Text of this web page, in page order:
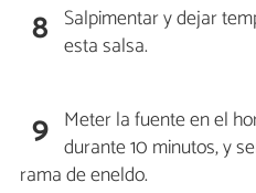
8 Salpimentar y dejar
esta salsa.
9 Meter la fuente en el
durante 10 minutos, y
rama de eneldo.